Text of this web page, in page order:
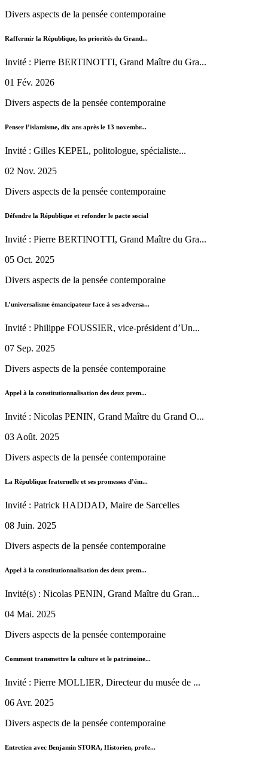
Divers aspects de la pensée contemporaine
Raffermir la République, les priorités du Grand...
Invité : Pierre BERTINOTTI, Grand Maître du Gra...
01 Fév. 2026
Divers aspects de la pensée contemporaine
Penser l’islamisme, dix ans après le 13 novembr...
Invité : Gilles KEPEL, politologue, spécialiste...
02 Nov. 2025
Divers aspects de la pensée contemporaine
Défendre la République et refonder le pacte social
Invité : Pierre BERTINOTTI, Grand Maître du Gra...
05 Oct. 2025
Divers aspects de la pensée contemporaine
L’universalisme émancipateur face à ses adversa...
Invité : Philippe FOUSSIER, vice-président d’Un...
07 Sep. 2025
Divers aspects de la pensée contemporaine
Appel à la constitutionnalisation des deux prem...
Invité : Nicolas PENIN, Grand Maître du Grand O...
03 Août. 2025
Divers aspects de la pensée contemporaine
La République fraternelle et ses promesses d’ém...
Invité : Patrick HADDAD, Maire de Sarcelles
08 Juin. 2025
Divers aspects de la pensée contemporaine
Appel à la constitutionnalisation des deux prem...
Invité(s) : Nicolas PENIN, Grand Maître du Gran...
04 Mai. 2025
Divers aspects de la pensée contemporaine
Comment transmettre la culture et le patrimoine...
Invité : Pierre MOLLIER, Directeur du musée de ...
06 Avr. 2025
Divers aspects de la pensée contemporaine
Entretien avec Benjamin STORA, Historien, profe...